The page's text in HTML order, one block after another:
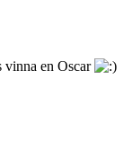
en Oscar